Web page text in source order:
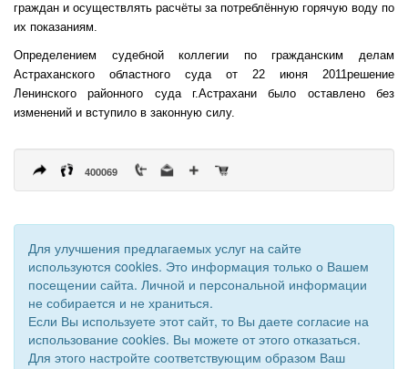
граждан и осуществлять расчёты за потреблённую горячую воду по
их показаниям.
Определением судебной коллегии по гражданским делам
Астраханского областного суда от 22 июня 2011решение
Ленинского районного суда г.Астрахани было оставлено без
изменений и вступило в законную силу.
400069
© 2011 - 2026 Уполномоченный по правам человека. Все
Для улучшения предлагаемых услуг на сайте
используются cookies. Это информация только о Вашем
посещении сайта. Личной и персональной информации
не собирается и не храниться.
Если Вы используете этот сайт, то Вы даете согласие на
использование cookies. Вы можете от этого отказаться.
Для этого настройте соответствующим образом Ваш